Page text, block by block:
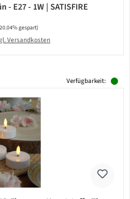
- E27 - 1W | SATISFIRE
Preis: gespart)
Versandkosten
Verfügbarkeit: